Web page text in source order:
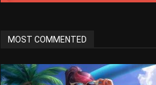
MOST COMMENTED